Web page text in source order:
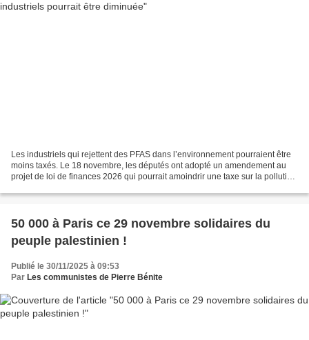
Les industriels qui rejettent des PFAS dans l’environnement pourraient être
moins taxés. Le 18 novembre, les députés ont adopté un amendement au
projet de loi de finances 2026 qui pourrait amoindrir une taxe sur la pollution
50 000 à Paris ce 29 novembre solidaires du
peuple palestinien !
Publié le 30/11/2025 à 09:53
Par Les communistes de Pierre Bénite